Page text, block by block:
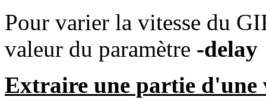
Pour varier la vitesse du
valeur du paramètre -delay
Extraire une partie d'une